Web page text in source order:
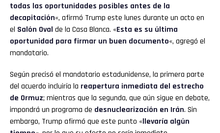
todas las oportunidades posibles antes de la
decapitación«, afirmó Trump este lunes durante un acto en
el Salón Oval de la Casa Blanca. «Esta es su última
oportunidad para firmar un buen documento«, agregó el
mandatario.
Según precisó el mandatario estadunidense, la primera parte
del acuerdo incluiría la reapertura inmediata del estrecho
de Ormuz; mientras que la segunda, que aún sigue en debate,
impondrá un programa de desnuclearización en Irán. Sin
embargo, Trump afirmó que este punto «llevaría algún